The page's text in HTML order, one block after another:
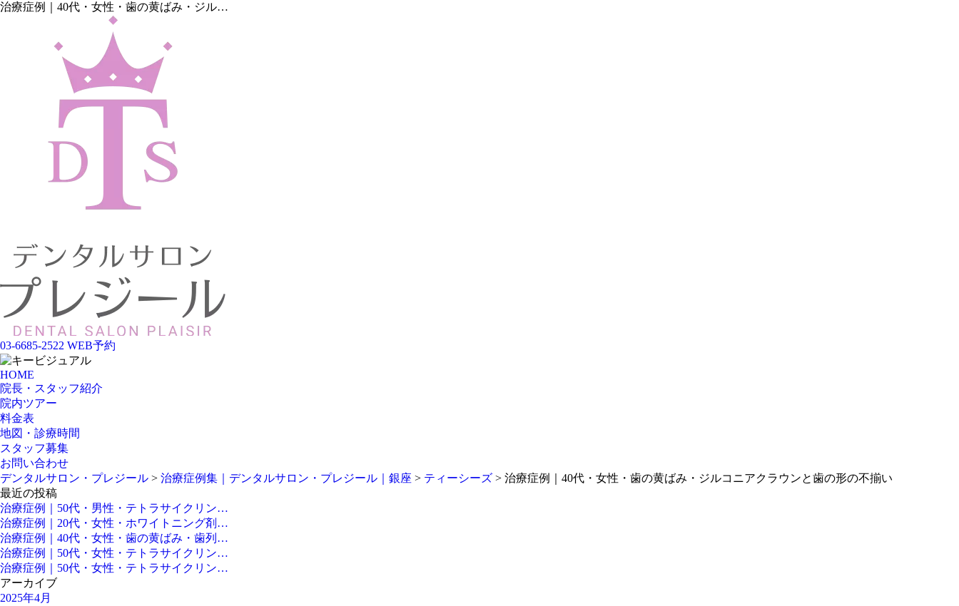
治療症例｜40代・女性・歯の黄ばみ・ジル…
03-6685-2522 WEB予約
HOME
院長・スタッフ紹介
院内ツアー
料金表
地図・診療時間
スタッフ募集
お問い合わせ
デンタルサロン・プレジール > 治療症例集｜デンタルサロン・プレジール｜銀座 > ティーシーズ > 治療症例｜40代・女性・歯の黄ばみ・ジルコニアクラウンと歯の形の不揃い
最近の投稿
治療症例｜50代・男性・テトラサイクリン…
治療症例｜20代・女性・ホワイトニング剤…
治療症例｜40代・女性・歯の黄ばみ・歯列…
治療症例｜50代・女性・テトラサイクリン…
治療症例｜50代・女性・テトラサイクリン…
アーカイブ
2025年4月